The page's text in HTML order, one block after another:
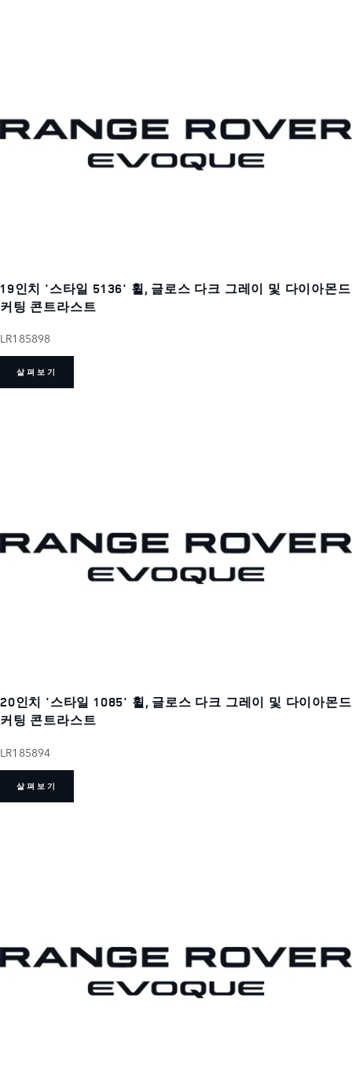
19인치 '스타일 5136' 휠, 글로스 다크 그레이 및 다이아몬드
커팅 콘트라스트
LR185898
살펴보기
20인치 '스타일 1085' 휠, 글로스 다크 그레이 및 다이아몬드
커팅 콘트라스트
LR185894
살펴보기